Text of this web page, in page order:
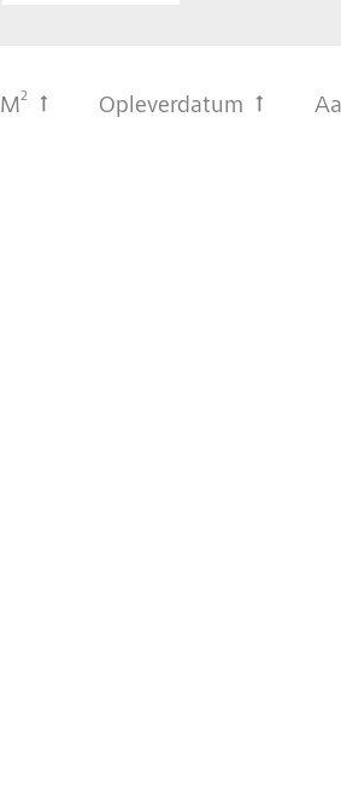
M2 Opleverdatum